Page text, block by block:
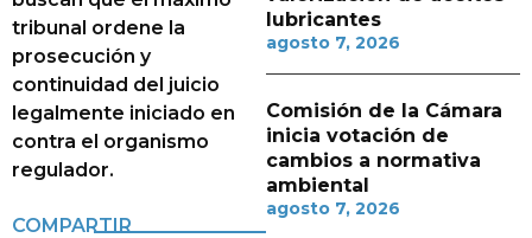
tribunal ordene la
prosecución y
continuidad del juicio
legalmente iniciado en
contra el organismo
regulador.
COMPARTIR
lubricantes
agosto 7, 2026
Comisión de la Cámara
inicia votación de
cambios a normativa
ambiental
agosto 7, 2026